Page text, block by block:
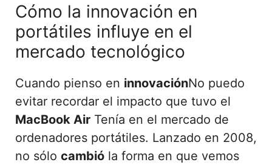
Cómo la innovación en
portátiles influye en el
mercado tecnológico
Cuando pienso en innovaciónNo puedo
evitar recordar el impacto que tuvo el
MacBook Air Tenía en el mercado de
ordenadores portátiles. Lanzado en 2008,
no sólo cambió la forma en que vemos